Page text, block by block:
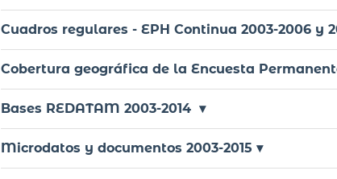
Cuadros regulares - EPH Continua 2003-2006 y
Cobertura geográfica de la Encuesta
Bases REDATAM 2003-2014 ▾
Microdatos y documentos 2003-2015 ▾